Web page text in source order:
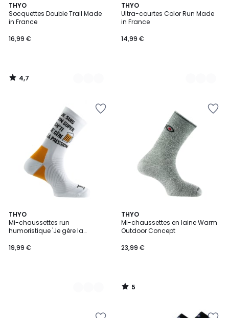
THYO
Socquettes Double Trail Made
in France
16,99 €
4,7
/ 5
2
Couleurs
4,7
/
THYO
Ultra-courtes Color Run Made
in France
14,99 €
2
Couleurs
THYO
Mi-chaussettes run
humoristique 'Je gère la
19,99 €
2
Couleurs
THYO
Mi-chaussettes en laine Warm
Outdoor Concept
23,99 €
5
/
5
5
/